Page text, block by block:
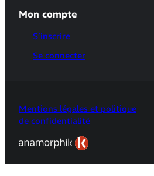
Mon compte
S’inscrire
Se connecter
Mentions légales et politique
de confidentialité